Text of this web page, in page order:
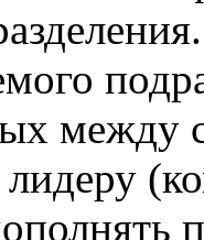
между